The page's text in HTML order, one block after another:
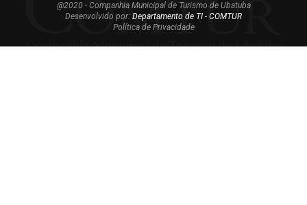
@2020 - Companhia Municipal de Turismo de Ubatuba
Desenvolvido por: Departamento de TI - COMTUR
Política de Privacidade